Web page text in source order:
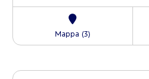
Mappa (3)